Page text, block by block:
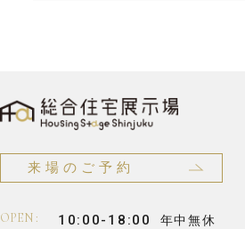
来場のご予約
OPEN : 10:00-18:00 年中無休